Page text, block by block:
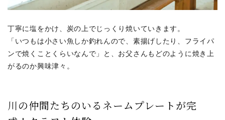
丁寧に塩をかけ、炭の上でじっくり焼いていきます。
「いつもは小さい魚しか釣れんので、素揚げしたり、フライパ
ンで焼くことくらいなんで」と、お父さんもどのように焼き上
がるのか興味津々。
川の仲間たちのいるネームプレートが完